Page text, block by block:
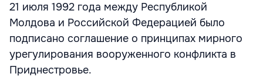
21 июля 1992 года между Республикой
Молдова и Российской Федерацией было
подписано соглашение о принципах мирного
урегулирования вооруженного конфликта в
Приднестровье.